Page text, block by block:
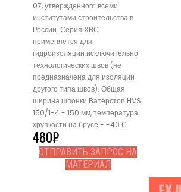
07, утвержденного всеми
институтами строительства в
России. Серия ХВС
применяется для
гидроизоляции исключительно
технологических швов (не
предназначена для изоляции
другого типа швов). Общая
ширина шпонки Ватерстоп HVS
150/1-4 - 150 мм, температура
хрупкости на брусе - -40 С.
480₽
ОТПРАВИТЬ ЗАПРОС НА
МАТЕРИАЛ